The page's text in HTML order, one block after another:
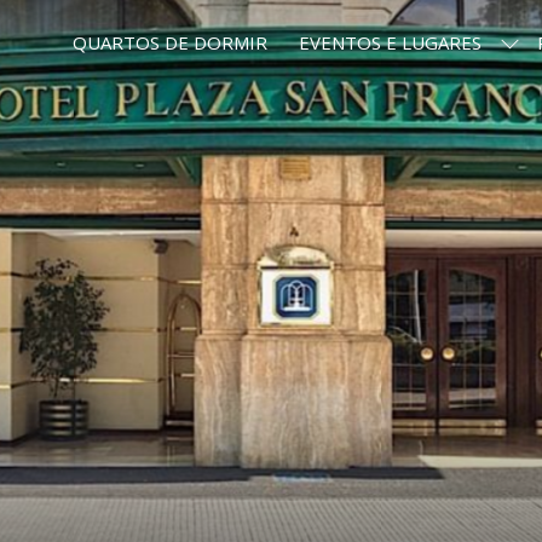
QUARTOS DE DORMIR EVENTOS E LUGARES